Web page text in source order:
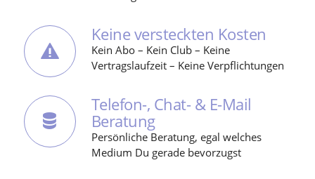
Keine versteckten Kosten
Kein Abo – Kein Club – Keine
Vertragslaufzeit – Keine Verpflichtungen
Telefon-, Chat- & E-Mail
Beratung
Persönliche Beratung, egal welches
Medium Du gerade bevorzugst